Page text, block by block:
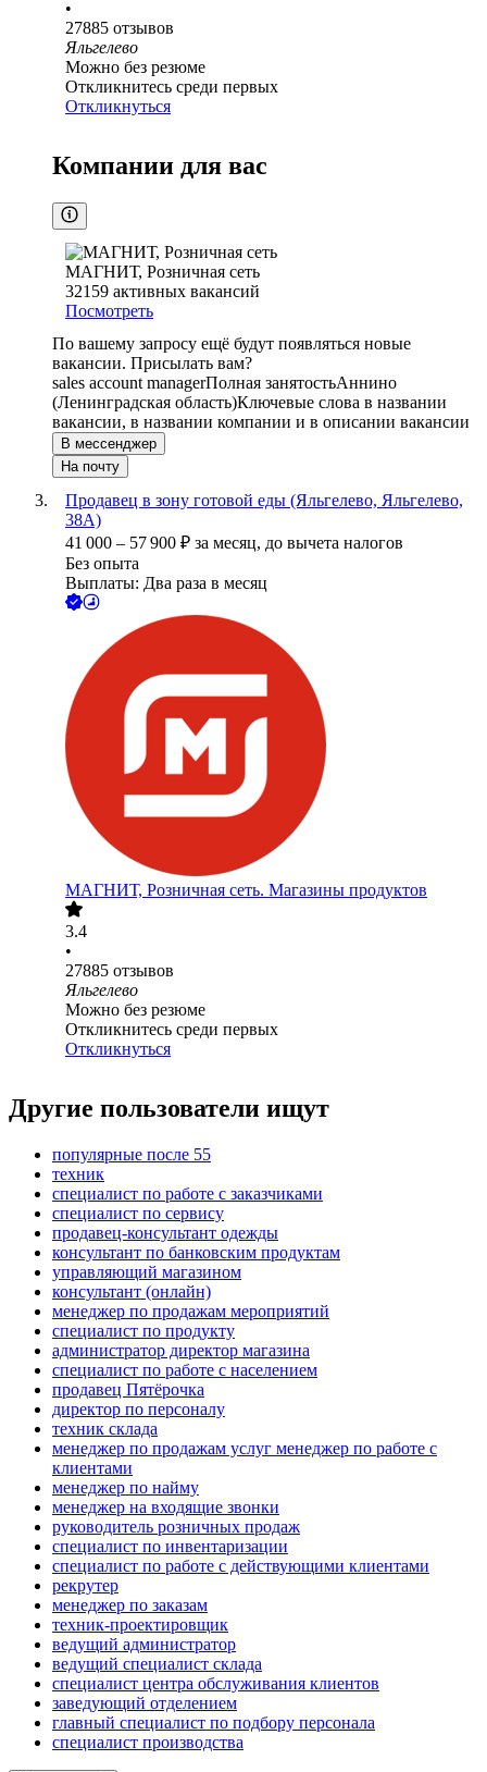
•
27885 отзывов
Яльгелево
Можно без резюме
Откликнитесь среди первых
Откликнуться
Компании для вас
МАГНИТ, Розничная сеть
32159 активных вакансий
Посмотреть
По вашему запросу ещё будут появляться новые
вакансии. Присылать вам?
sales account managerПолная занятостьАннино
(Ленинградская область)Ключевые слова в названии
вакансии, в названии компании и в описании вакансии
В мессенджер
На почту
Продавец в зону готовой еды (Яльгелево, Яльгелево,
38А)
41 000 – 57 900 ₽ за месяц, до вычета налогов
Без опыта
Выплаты: Два раза в месяц
МАГНИТ, Розничная сеть. Магазины продуктов
3.4
•
27885 отзывов
Яльгелево
Можно без резюме
Откликнитесь среди первых
Откликнуться
Другие пользователи ищут
популярные после 55
техник
специалист по работе с заказчиками
специалист по сервису
продавец-консультант одежды
консультант по банковским продуктам
управляющий магазином
консультант (онлайн)
менеджер по продажам мероприятий
специалист по продукту
администратор директор магазина
специалист по работе с населением
продавец Пятёрочка
директор по персоналу
техник склада
менеджер по продажам услуг менеджер по работе с
клиентами
менеджер по найму
менеджер на входящие звонки
руководитель розничных продаж
специалист по инвентаризации
специалист по работе с действующими клиентами
рекрутер
менеджер по заказам
техник-проектировщик
ведущий администратор
ведущий специалист склада
специалист центра обслуживания клиентов
заведующий отделением
главный специалист по подбору персонала
специалист производства